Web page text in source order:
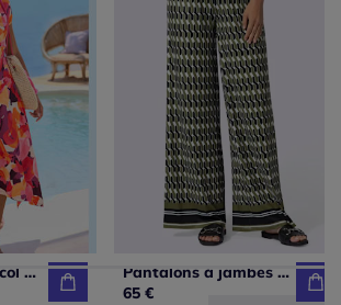
Robe mi-longue col chevauchant avec ceinture et ourlet asymétrique
Pantalons à jambes larges avec ceinture élastique confortable
65 €